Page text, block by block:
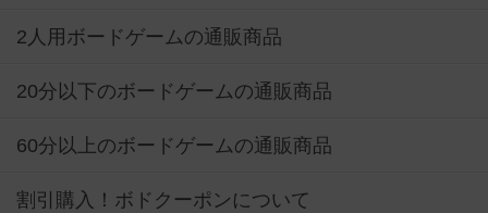
2人用ボードゲームの通販商品
20分以下のボードゲームの通販商品
60分以上のボードゲームの通販商品
割引購入！ボドクーポンについて